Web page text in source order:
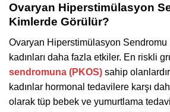
Ovaryan Hiperstimülasyon
Kimlerde Görülür?
Ovaryan Hiperstimülasyon Sendromu
kadınları daha fazla etkiler. En riskli
sendromuna (PKOS) sahip
kadınlar hormonal tedavilere karşı
olarak tüp bebek ve yumurtlama